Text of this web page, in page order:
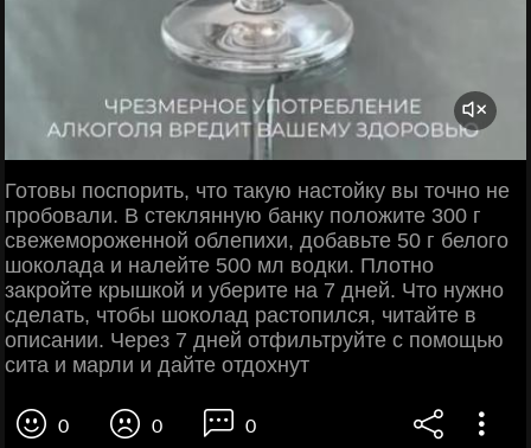
Готовы поспорить, что такую настойку вы точно не
пробовали. В стеклянную банку положите 300 г
свежемороженной облепихи, добавьте 50 г белого
шоколада и налейте 500 мл водки. Плотно
закройте крышкой и уберите на 7 дней. Что нужно
сделать, чтобы шоколад растопился, читайте в
описании. Через 7 дней отфильтруйте с помощью
сита и марли и дайте отдохнут
0 0 0